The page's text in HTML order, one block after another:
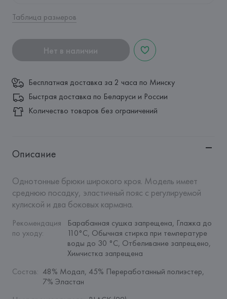
Таблица размеров
Нет в наличии
Бесплатная доставка за 2 часа по Минску
Быстрая доставка по Беларуси и России
Количество товаров без ограничений
Описание
Однотонные брюки широкого кроя. Модель имеет
среднюю посадку, эластичный пояс с регулируемой
кулиской и два боковых кармана.
Рекомендация
по уходу:
Барабанная сушка запрещена, Глажка до
110°C, Обычная стирка при температуре
воды до 30 °C, Отбеливание запрещено,
Химчистка запрещена
Состав: 48% Модал, 45% Переработанный полиэстер,
7% Эластан